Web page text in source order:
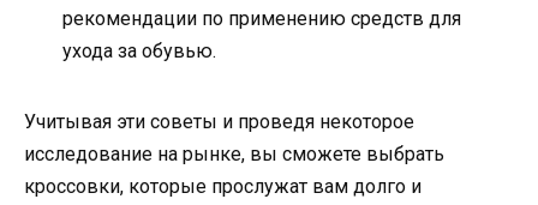
рекомендации по применению средств для
ухода за обувью.
Учитывая эти советы и проведя некоторое
исследование на рынке, вы сможете выбрать
кроссовки, которые прослужат вам долго и